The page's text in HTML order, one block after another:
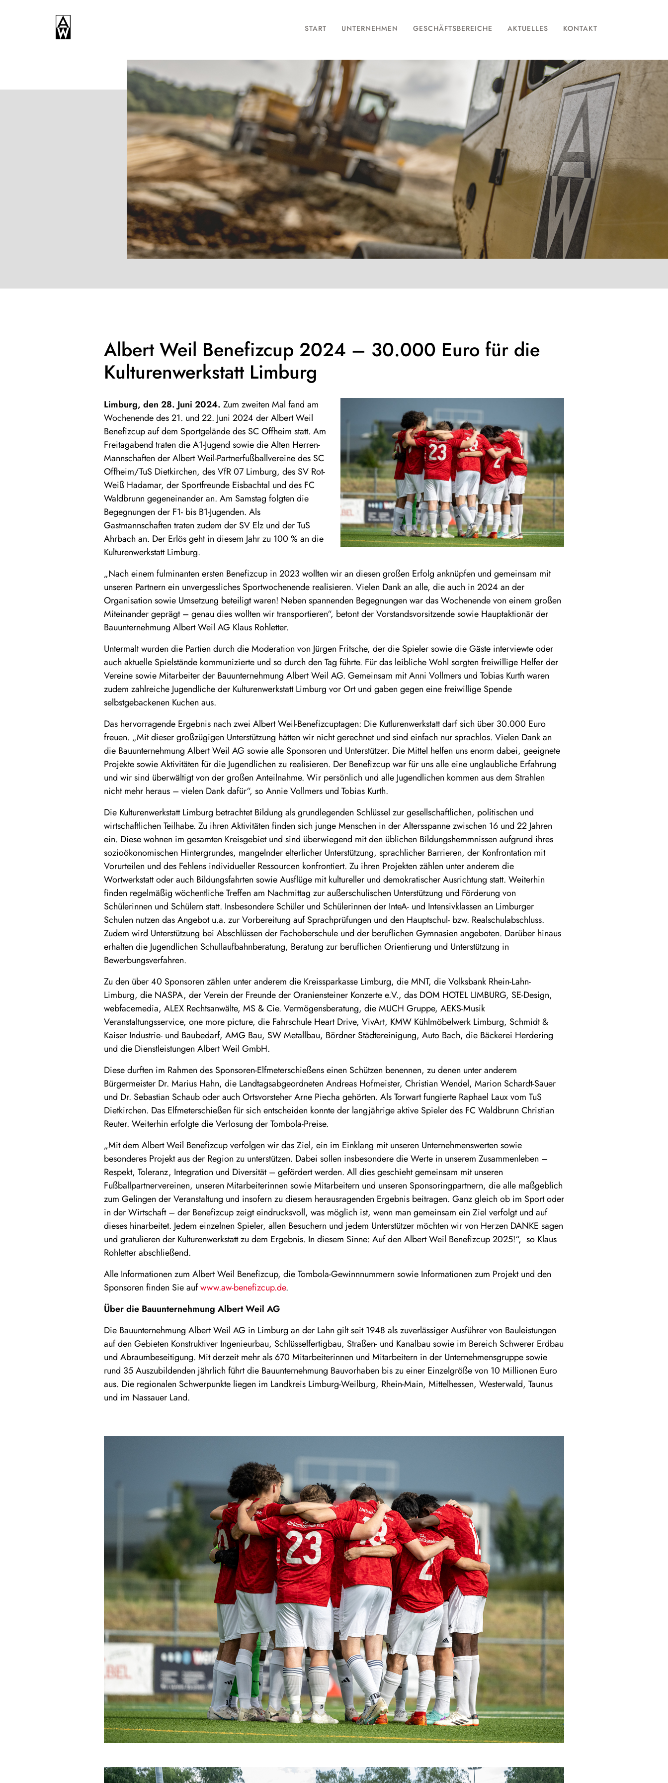
START UNTERNEHMEN GESCHÄFTSBEREICHE AKTUELLES KONTAKT
Albert Weil Benefizcup 2024 – 30.000 Euro für die
Kulturenwerkstatt Limburg
Limburg, den 28. Juni 2024. Zum zweiten Mal fand am
Wochenende des 21. und 22. Juni 2024 der Albert Weil
Benefizcup auf dem Sportgelände des SC Offheim statt. Am
Freitagabend traten die A1-Jugend sowie die Alten Herren-
Mannschaften der Albert Weil-Partnerfußballvereine des SC
Offheim/TuS Dietkirchen, des VfR 07 Limburg, des SV Rot-
Weiß Hadamar, der Sportfreunde Eisbachtal und des FC
Waldbrunn gegeneinander an. Am Samstag folgten die
Begegnungen der F1- bis B1-Jugenden. Als
Gastmannschaften traten zudem der SV Elz und der TuS
Ahrbach an. Der Erlös geht in diesem Jahr zu 100 % an die
Kulturenwerkstatt Limburg.
„Nach einem fulminanten ersten Benefizcup in 2023 wollten wir an diesen großen Erfolg anknüpfen und gemeinsam mit
unseren Partnern ein unvergessliches Sportwochenende realisieren. Vielen Dank an alle, die auch in 2024 an der
Organisation sowie Umsetzung beteiligt waren! Neben spannenden Begegnungen war das Wochenende von einem großen
Miteinander geprägt – genau dies wollten wir transportieren“, betont der Vorstandsvorsitzende sowie Hauptaktionär der
Bauunternehmung Albert Weil AG Klaus Rohletter.
Untermalt wurden die Partien durch die Moderation von Jürgen Fritsche, der die Spieler sowie die Gäste interviewte oder
auch aktuelle Spielstände kommunizierte und so durch den Tag führte. Für das leibliche Wohl sorgten freiwillige Helfer der
Vereine sowie Mitarbeiter der Bauunternehmung Albert Weil AG. Gemeinsam mit Anni Vollmers und Tobias Kurth waren
zudem zahlreiche Jugendliche der Kulturenwerkstatt Limburg vor Ort und gaben gegen eine freiwillige Spende
selbstgebackenen Kuchen aus.
Das hervorragende Ergebnis nach zwei Albert Weil-Benefizcuptagen: Die Kutlurenwerkstatt darf sich über 30.000 Euro
freuen. „Mit dieser großzügigen Unterstützung hätten wir nicht gerechnet und sind einfach nur sprachlos. Vielen Dank an
die Bauunternehmung Albert Weil AG sowie alle Sponsoren und Unterstützer. Die Mittel helfen uns enorm dabei, geeignete
Projekte sowie Aktivitäten für die Jugendlichen zu realisieren. Der Benefizcup war für uns alle eine unglaubliche Erfahrung
und wir sind überwältigt von der großen Anteilnahme. Wir persönlich und alle Jugendlichen kommen aus dem Strahlen
nicht mehr heraus – vielen Dank dafür“, so Annie Vollmers und Tobias Kurth.
Die Kulturenwerkstatt Limburg betrachtet Bildung als grundlegenden Schlüssel zur gesellschaftlichen, politischen und
wirtschaftlichen Teilhabe. Zu ihren Aktivitäten finden sich junge Menschen in der Altersspanne zwischen 16 und 22 Jahren
ein. Diese wohnen im gesamten Kreisgebiet und sind überwiegend mit den üblichen Bildungshemmnissen aufgrund ihres
sozioökonomischen Hintergrundes, mangelnder elterlicher Unterstützung, sprachlicher Barrieren, der Konfrontation mit
Vorurteilen und des Fehlens individueller Ressourcen konfrontiert. Zu ihren Projekten zählen unter anderem die
Wortwerkstatt oder auch Bildungsfahrten sowie Ausflüge mit kultureller und demokratischer Ausrichtung statt. Weiterhin
finden regelmäßig wöchentliche Treffen am Nachmittag zur außerschulischen Unterstützung und Förderung von
Schülerinnen und Schülern statt. Insbesondere Schüler und Schülerinnen der InteA- und Intensivklassen an Limburger
Schulen nutzen das Angebot u.a. zur Vorbereitung auf Sprachprüfungen und den Hauptschul- bzw. Realschulabschluss.
Zudem wird Unterstützung bei Abschlüssen der Fachoberschule und der beruflichen Gymnasien angeboten. Darüber hinaus
erhalten die Jugendlichen Schullaufbahnberatung, Beratung zur beruflichen Orientierung und Unterstützung in
Bewerbungsverfahren.
Zu den über 40 Sponsoren zählen unter anderem die Kreissparkasse Limburg, die MNT, die Volksbank Rhein-Lahn-
Limburg, die NASPA, der Verein der Freunde der Oraniensteiner Konzerte e.V., das DOM HOTEL LIMBURG, SE-Design,
webfacemedia, ALEX Rechtsanwälte, MS & Cie. Vermögensberatung, die MUCH Gruppe, AEKS-Musik
Veranstaltungsservice, one more picture, die Fahrschule Heart Drive, VivArt, KMW Kühlmöbelwerk Limburg, Schmidt &
Kaiser Industrie- und Baubedarf, AMG Bau, SW Metallbau, Bördner Städtereinigung, Auto Bach, die Bäckerei Herdering
und die Dienstleistungen Albert Weil GmbH.
Diese durften im Rahmen des Sponsoren-Elfmeterschießens einen Schützen benennen, zu denen unter anderem
Bürgermeister Dr. Marius Hahn, die Landtagsabgeordneten Andreas Hofmeister, Christian Wendel, Marion Schardt-Sauer
und Dr. Sebastian Schaub oder auch Ortsvorsteher Arne Piecha gehörten. Als Torwart fungierte Raphael Laux vom TuS
Dietkirchen. Das Elfmeterschießen für sich entscheiden konnte der langjährige aktive Spieler des FC Waldbrunn Christian
Reuter. Weiterhin erfolgte die Verlosung der Tombola-Preise.
„Mit dem Albert Weil Benefizcup verfolgen wir das Ziel, ein im Einklang mit unseren Unternehmenswerten sowie
besonderes Projekt aus der Region zu unterstützen. Dabei sollen insbesondere die Werte in unserem Zusammenleben –
Respekt, Toleranz, Integration und Diversität – gefördert werden. All dies geschieht gemeinsam mit unseren
Fußballpartnervereinen, unseren Mitarbeiterinnen sowie Mitarbeitern und unseren Sponsoringpartnern, die alle maßgeblich
zum Gelingen der Veranstaltung und insofern zu diesem herausragenden Ergebnis beitragen. Ganz gleich ob im Sport oder
in der Wirtschaft – der Benefizcup zeigt eindrucksvoll, was möglich ist, wenn man gemeinsam ein Ziel verfolgt und auf
dieses hinarbeitet. Jedem einzelnen Spieler, allen Besuchern und jedem Unterstützer möchten wir von Herzen DANKE sagen
und gratulieren der Kulturenwerkstatt zu dem Ergebnis. In diesem Sinne: Auf den Albert Weil Benefizcup 2025!“, so Klaus
Rohletter abschließend.
Alle Informationen zum Albert Weil Benefizcup, die Tombola-Gewinnnummern sowie Informationen zum Projekt und den
Sponsoren finden Sie aufwww.aw-benefizcup.de.
Über die Bauunternehmung Albert Weil AG
Die Bauunternehmung Albert Weil AG in Limburg an der Lahn gilt seit 1948 als zuverlässiger Ausführer von Bauleistungen
auf den Gebieten Konstruktiver Ingenieurbau, Schlüsselfertigbau, Straßen- und Kanalbau sowie im Bereich Schwerer Erdbau
und Abraumbeseitigung. Mit derzeit mehr als 670 Mitarbeiterinnen und Mitarbeitern in der Unternehmensgruppe sowie
rund 35 Auszubildenden jährlich führt die Bauunternehmung Bauvorhaben bis zu einer Einzelgröße von 10 Millionen Euro
aus. Die regionalen Schwerpunkte liegen im Landkreis Limburg-Weilburg, Rhein-Main, Mittelhessen, Westerwald, Taunus
und im Nassauer Land.